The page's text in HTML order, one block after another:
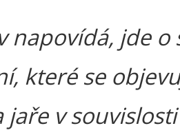
napovídá, jde o
které se
jaře v